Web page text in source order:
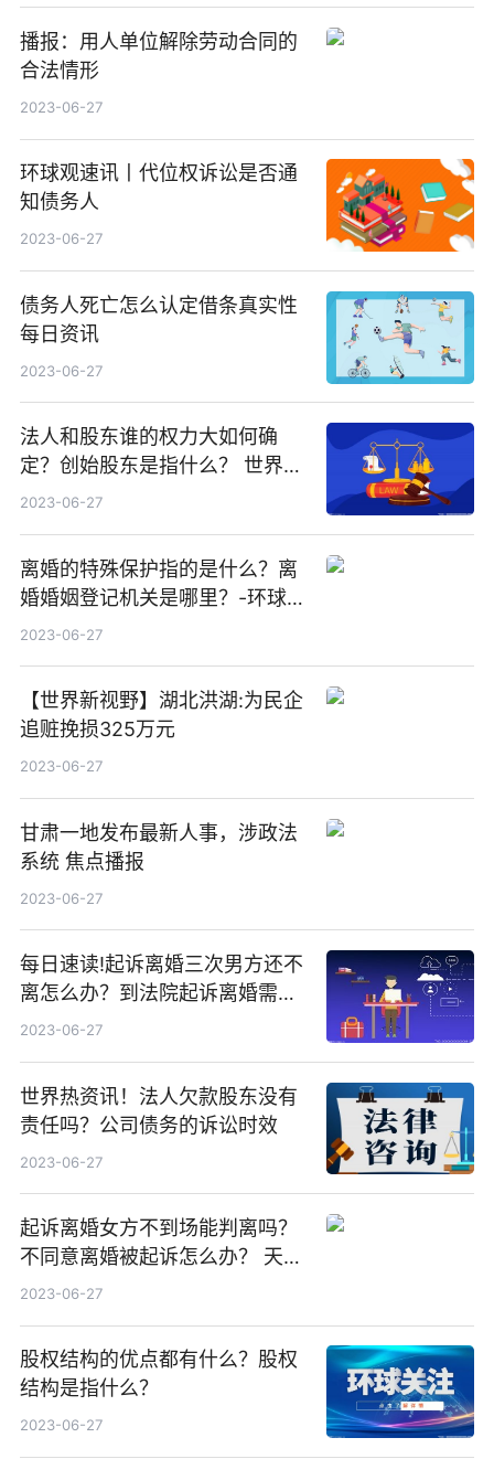
播报：用人单位解除劳动合同的
合法情形
2023-06-27
环球观速讯丨代位权诉讼是否通
知债务人
2023-06-27
债务人死亡怎么认定借条真实性
每日资讯
2023-06-27
法人和股东谁的权力大如何确
定？创始股东是指什么？ 世界热
门
2023-06-27
离婚的特殊保护指的是什么？离
婚婚姻登记机关是哪里？-环球快
讯
2023-06-27
【世界新视野】湖北洪湖:为民企
追赃挽损325万元
2023-06-27
甘肃一地发布最新人事，涉政法
系统 焦点播报
2023-06-27
每日速读!起诉离婚三次男方还不
离怎么办？到法院起诉离婚需要
多长时间开庭审理？
2023-06-27
世界热资讯！法人欠款股东没有
责任吗？公司债务的诉讼时效
2023-06-27
起诉离婚女方不到场能判离吗？
不同意离婚被起诉怎么办？ 天天
报道
2023-06-27
股权结构的优点都有什么？股权
结构是指什么？
2023-06-27